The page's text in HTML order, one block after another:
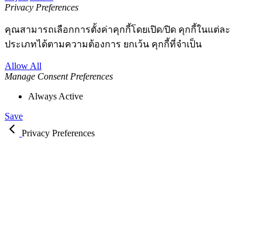
Privacy Preferences
คุณสามารถเลือกการตั้งค่าคุกกี้โดยเปิด/ปิด คุกกี้ในแต่ละ
ประเภทได้ตามความต้องการ ยกเว้น คุกกี้ที่จำเป็น
Allow All
Manage Consent Preferences
Always Active
Save
Privacy Preferences